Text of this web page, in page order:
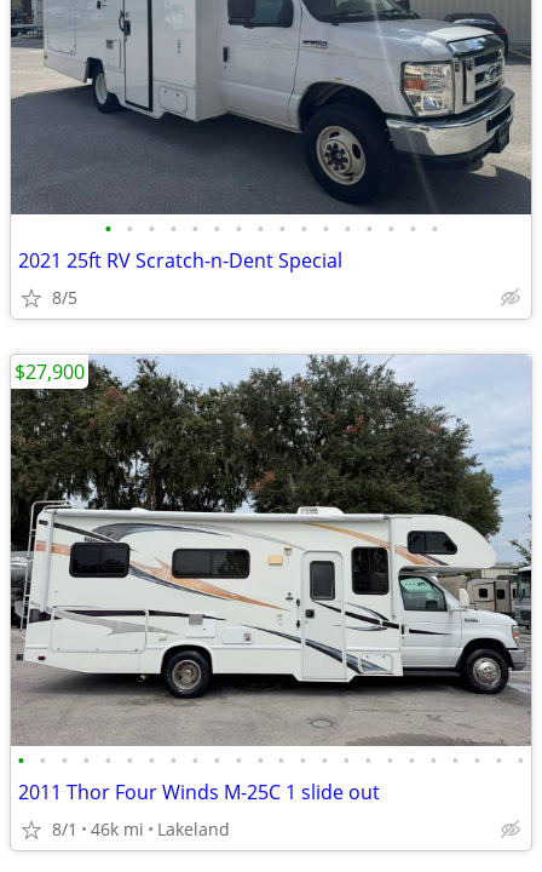
• • • • • • • • • • • • • • • •
2021 25ft RV Scratch-n-Dent Special
8/5
• • • • • • • • • • • • • • • • • • • • • • • •
2011 Thor Four Winds M-25C 1 slide out
8/1 46k mi Lakeland
$27,900